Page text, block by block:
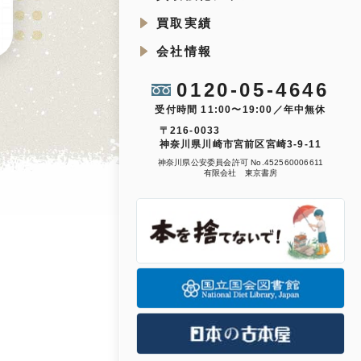
買取実績
会社情報
0120-05-4646
受付時間 11:00〜19:00／年中無休
〒216-0033
神奈川県川崎市宮前区宮崎3-9-11
神奈川県公安委員会許可 No.452560006611
有限会社 東京書房